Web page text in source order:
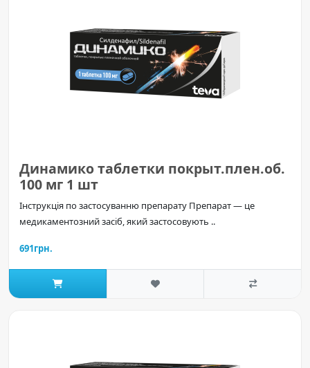
Динамико таблетки покрыт.плен.об.
100 мг 1 шт
Інструкція по застосуванню препарату Препарат — це
медикаментозний засіб, який застосовують ..
691грн.